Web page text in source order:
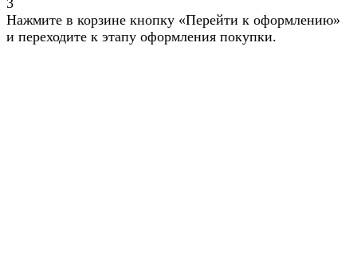
3
Нажмите в корзине кнопку «Перейти к оформлению»
и переходите к этапу оформления покупки.